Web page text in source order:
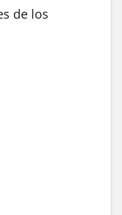
de los